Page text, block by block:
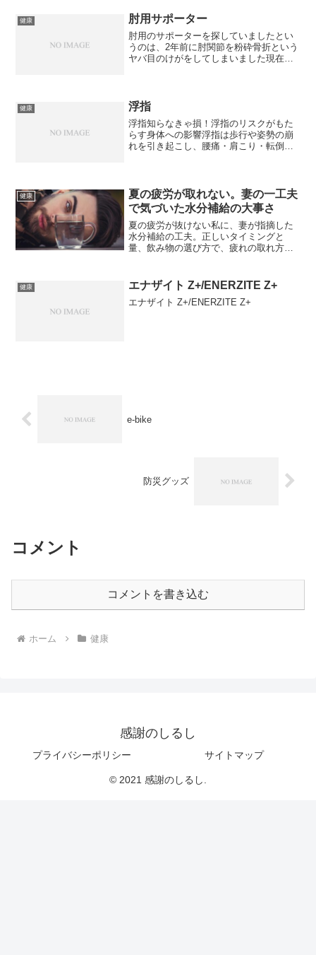
健康 肘用サポーター
肘用のサポーターを探していましたとい
うのは、2年前に肘関節を粉砕骨折という
ヤバ目のけがをしてしまいました現在は
～んとしたなんとも表現...
健康 浮指
浮指知らなきゃ損！浮指のリスクがもた
らす身体への影響浮指は歩行や姿勢の崩
れを引き起こし、腰痛・肩こり・転倒リ
で体を守りましょう。
健康
夏の疲労が取れない。妻の一工夫
で気づいた水分補給の大事さ
夏の疲労が抜けない私に、妻が指摘した
水分補給の工夫。正しいタイミングと
量、飲み物の選び方で、疲れの取れ方が
健康 エナザイト Z+/ENERZITE Z+
エナザイト Z+/ENERZITE Z+
e-bike
防災グッズ
コメント
コメントを書き込む
ホーム 健康
感謝のしるし
プライバシーポリシー サイトマップ
© 2021 感謝のしるし.